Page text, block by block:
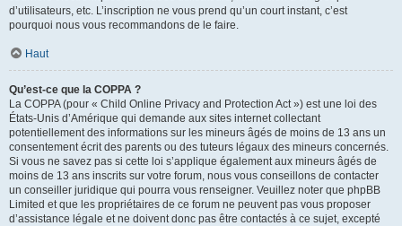
d’utilisateurs, etc. L’inscription ne vous prend qu’un court instant, c’est
pourquoi nous vous recommandons de le faire.
Haut
Qu’est-ce que la COPPA ?
La COPPA (pour « Child Online Privacy and Protection Act ») est une loi des
États-Unis d’Amérique qui demande aux sites internet collectant
potentiellement des informations sur les mineurs âgés de moins de 13 ans un
consentement écrit des parents ou des tuteurs légaux des mineurs concernés.
Si vous ne savez pas si cette loi s’applique également aux mineurs âgés de
moins de 13 ans inscrits sur votre forum, nous vous conseillons de contacter
un conseiller juridique qui pourra vous renseigner. Veuillez noter que phpBB
Limited et que les propriétaires de ce forum ne peuvent pas vous proposer
d’assistance légale et ne doivent donc pas être contactés à ce sujet, excepté